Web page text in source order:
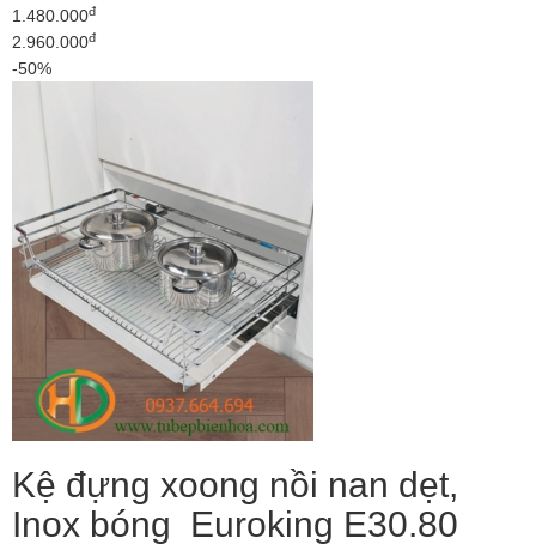
1.480.000đ
2.960.000đ
-50%
Kệ đựng xoong nồi nan dẹt,
Inox bóng Euroking E30.80